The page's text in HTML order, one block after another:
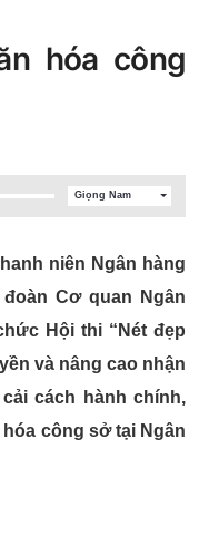
hóa công
Giọng Nam
niên Ngân hàng
Cơ quan Ngân
Hội thi “Nét đẹp
và nâng cao nhận
cách hành chính,
công sở tại Ngân